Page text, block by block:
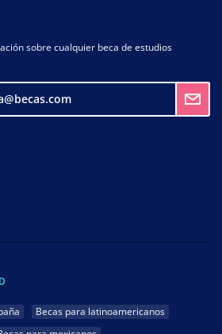
sobre cualquier beca de estudios
Becas para latinoamericanos